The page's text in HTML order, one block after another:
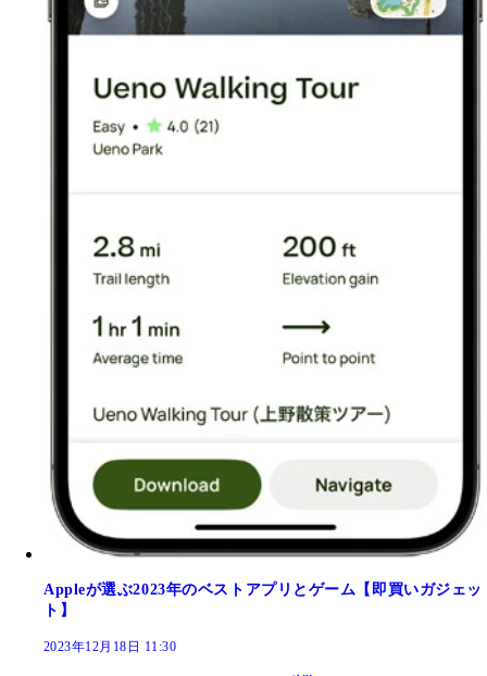
Appleが選ぶ2023年のベストアプリとゲーム【即買いガジェッ
ト】
2023年12月18日 11:30